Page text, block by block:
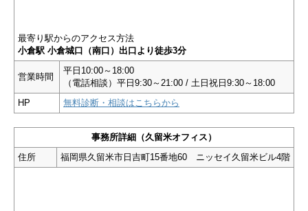
最寄り駅からのアクセス方法
小倉駅 小倉城口（南口）出口より徒歩3分
営業時間
平日10:00～18:00
（電話相談）平日9:30～21:00 / 土日祝日9:30～18:00
HP
無料診断・相談はこちらから
事務所詳細（久留米オフィス）
住所
福岡県久留米市日吉町15番地60 ニッセイ久留米ビル4階